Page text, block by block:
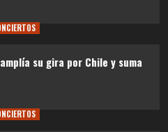
amplía su gira por Chile y suma